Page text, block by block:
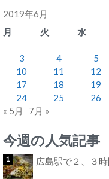
2019年6月
月
火 水
3
4 5
10
11 12
17
18 19
24
25 26
« 5月
7月 »
今週の人気記事
広島駅で２、３